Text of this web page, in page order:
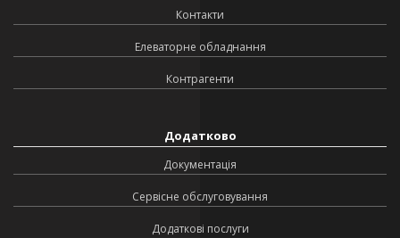
Контакти
Елеваторне обладнання
Контрагенти
Додатково
Документація
Сервісне обслуговування
Додаткові послуги